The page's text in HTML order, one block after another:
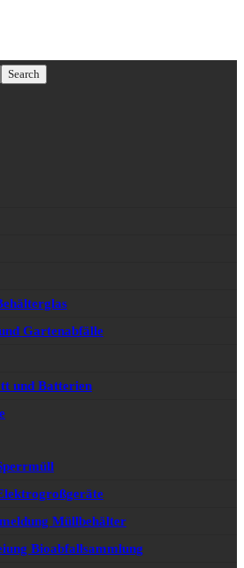
Gartenabfälle
und Batterien
Müllbehälter
Bioabfallsammlung